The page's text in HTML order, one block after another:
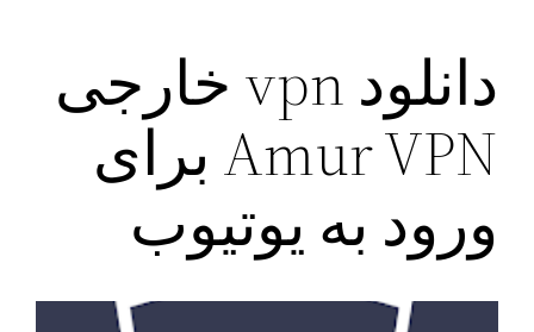
دانلود vpn خارجی
Amur VPN برای
ورود به یوتیوب